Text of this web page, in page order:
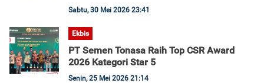
Sabtu, 30 Mei 2026 23:41
Ekbis
PT Semen Tonasa Raih Top CSR Award
2026 Kategori Star 5
Senin, 25 Mei 2026 21:14